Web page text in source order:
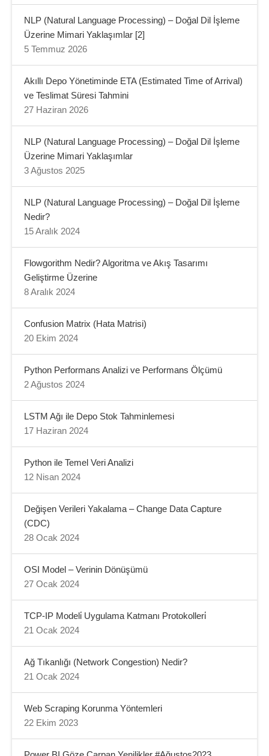
NLP (Natural Language Processing) – Doğal Dil İşleme
Üzerine Mimari Yaklaşımlar [2]
5 Temmuz 2026
Akıllı Depo Yönetiminde ETA (Estimated Time of Arrival)
ve Teslimat Süresi Tahmini
27 Haziran 2026
NLP (Natural Language Processing) – Doğal Dil İşleme
Üzerine Mimari Yaklaşımlar
3 Ağustos 2025
NLP (Natural Language Processing) – Doğal Dil İşleme
Nedir?
15 Aralık 2024
Flowgorithm Nedir? Algoritma ve Akış Tasarımı
Geliştirme Üzerine
8 Aralık 2024
Confusion Matrix (Hata Matrisi)
20 Ekim 2024
Python Performans Analizi ve Performans Ölçümü
2 Ağustos 2024
LSTM Ağı ile Depo Stok Tahminlemesi
17 Haziran 2024
Python ile Temel Veri Analizi
12 Nisan 2024
Değişen Verileri Yakalama – Change Data Capture
(CDC)
28 Ocak 2024
OSI Model – Verinin Dönüşümü
27 Ocak 2024
TCP-IP Modeli̇ Uygulama Katmanı Protokolleri̇
21 Ocak 2024
Ağ Tıkanlığı (Network Congestion) Nedir?
21 Ocak 2024
Web Scraping Korunma Yöntemleri
22 Ekim 2023